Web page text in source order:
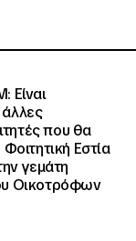
Είναι
που θα
Εστία
γεμάτη
Οικοτρόφων